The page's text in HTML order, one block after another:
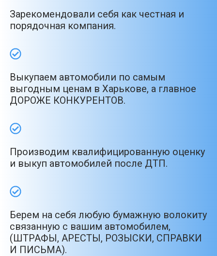
Зарекомендовали себя как честная и
порядочная компания.
Выкупаем автомобили по самым
выгодным ценам в Харькове, а главное
ДОРОЖЕ КОНКУРЕНТОВ.
Производим квалифицированную оценку
и выкуп автомобилей после ДТП.
Берем на себя любую бумажную волокиту
связанную с вашим автомобилем,
(ШТРАФЫ, АРЕСТЫ, РОЗЫСКИ, СПРАВКИ
И ПИСЬМА).